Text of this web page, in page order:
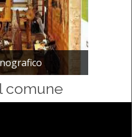
comune